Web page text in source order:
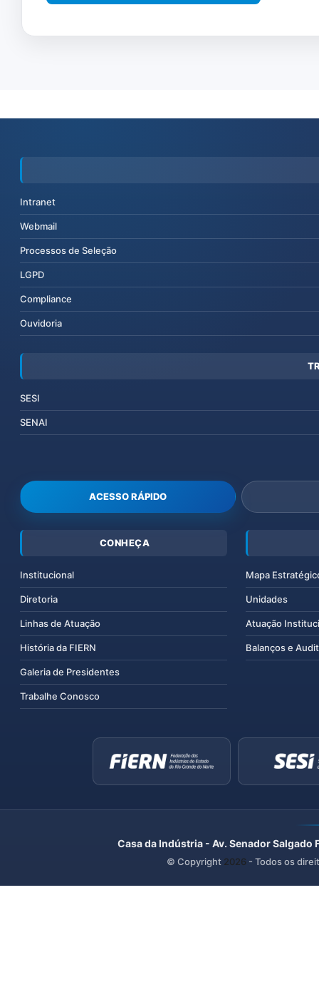
Intranet
Webmail
Processos de Seleção
LGPD
Compliance
Ouvidoria
SESI
SENAI
ACESSO RÁPIDO
CONHEÇA
Institucional
Diretoria
Linhas de Atuação
História da FIERN
Galeria de Presidentes
Trabalhe Conosco
Mapa
Unidades
Atuação
Balanços e
Casa da Indústria - Av. Senador
© Copyright 2026 - Todos os